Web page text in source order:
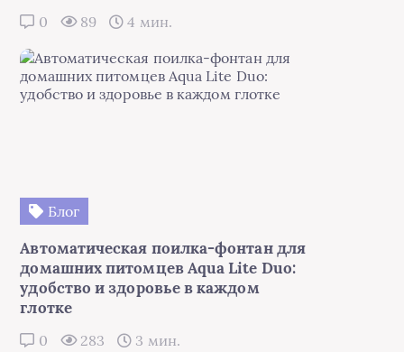
0 89 4 мин.
Блог
Автоматическая поилка-фонтан для
домашних питомцев Aqua Lite Duo:
удобство и здоровье в каждом
глотке
0 283 3 мин.